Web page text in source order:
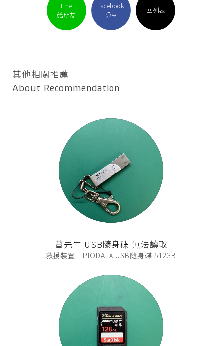
Line
給朋友
facebook
分享
回列表
其他相關推薦
About Recommendation
曾先生 USB隨身碟 無法讀取
救援裝置｜PIODATA USB隨身碟 512GB